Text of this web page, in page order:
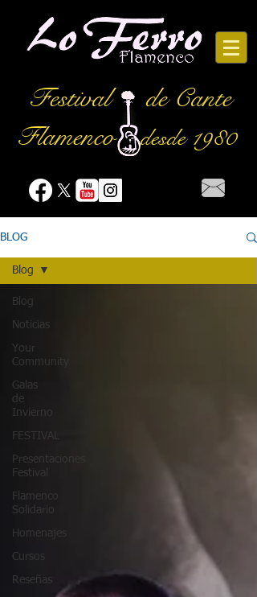
Festival
de Cante
Flamencodesde 1980
BLOG
Blog
Noticias
Your
Community
Galas
de
Invierno
FESTIVAL
Presentaciones
Festival
Flamenco
Solidario
Homenajes
Cursos
Reseñas
Blog